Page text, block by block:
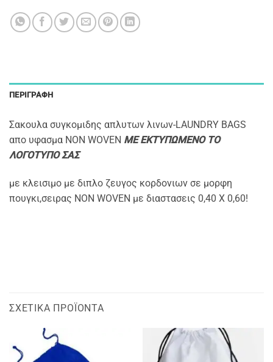
ΠΕΡΙΓΡΑΦΉ
Σακουλα συγκομιδης απλυτων λινων-LAUNDRY BAGS
απο υφασμα NON WOVEN ΜΕ ΕΚΤΥΠΩΜΕΝΟ ΤΟ
ΛΟΓΟΤΥΠΟ ΣΑΣ
με κλεισιμο με διπλο ζευγος κορδονιων σε μορφη
πουγκι,σειρας NON WOVEN με διαστασεις 0,40 Χ 0,60!
ΣΧΕΤΙΚΆ ΠΡΟΪΌΝΤΑ